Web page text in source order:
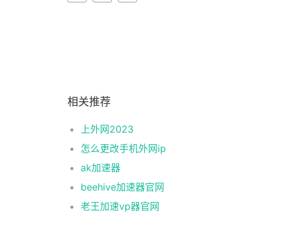
相关推荐
上外网2023
怎么更改手机外网ip
ak加速器
beehive加速器官网
老王加速vp器官网